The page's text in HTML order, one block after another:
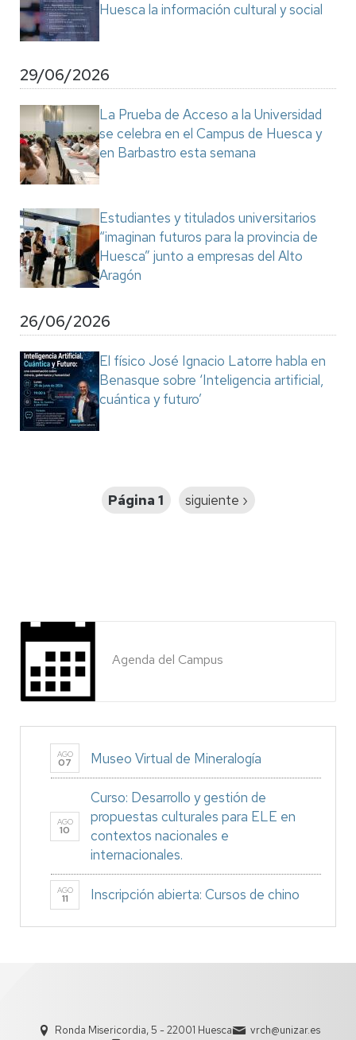
Huesca la información cultural y social
29/06/2026
La Prueba de Acceso a la Universidad
se celebra en el Campus de Huesca y
en Barbastro esta semana
Estudiantes y titulados universitarios
“imaginan futuros para la provincia de
Huesca” junto a empresas del Alto
Aragón
26/06/2026
El físico José Ignacio Latorre habla en
Benasque sobre ‘Inteligencia artificial,
cuántica y futuro’
Página 1
Siguiente
siguiente ›
Agenda del Campus
AGO
07 Museo Virtual de Mineralogía
AGO
10
Curso: Desarrollo y gestión de
propuestas culturales para ELE en
contextos nacionales e
internacionales.
AGO
11 Inscripción abierta: Cursos de chino
Ronda Misericordia, 5 - 22001 Huesca
vrch@unizar.es